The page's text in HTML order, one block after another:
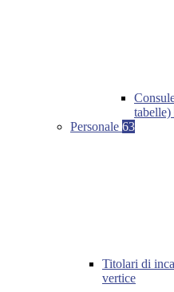
tabelle)
Personale 63
Titolari di
vertice